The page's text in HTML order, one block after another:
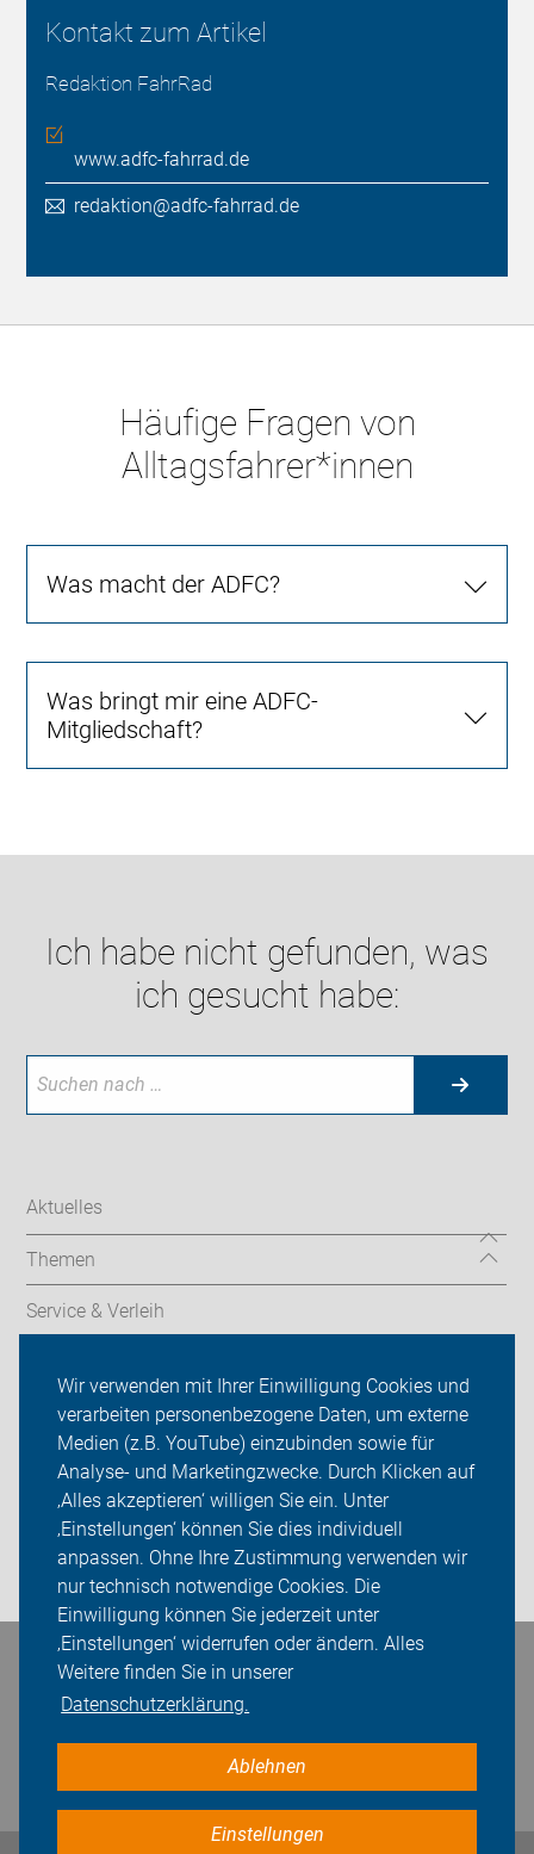
Wir verwenden mit Ihrer Einwilligung Cookies und
verarbeiten personenbezogene Daten, um externe
Medien (z.B. YouTube) einzubinden sowie für
Analyse- und Marketingzwecke. Durch Klicken auf
‚Alles akzeptieren‘ willigen Sie ein. Unter
‚Einstellungen‘ können Sie dies individuell
anpassen. Ohne Ihre Zustimmung verwenden wir
nur technisch notwendige Cookies. Die
Einwilligung können Sie jederzeit unter
‚Einstellungen‘ widerrufen oder ändern. Alles
Weitere finden Sie in unserer
Datenschutzerklärung.
Ablehnen
Einstellungen
Kontakt zum Artikel
Redaktion FahrRad
www.adfc-fahrrad.de
redaktion@adfc-fahrrad.de
Häufige Fragen von
Alltagsfahrer*innen
Was macht der ADFC?
Was bringt mir eine ADFC-
Mitgliedschaft?
Ich habe nicht gefunden, was
ich gesucht habe:
Aktuelles
Themen
Service & Verleih
Rückblicke
ADFC Unna
Sei dabei
Login
Bleiben Sie in Kontakt